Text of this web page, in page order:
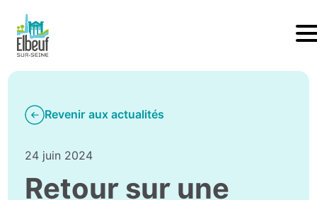
Revenir aux actualités
24 juin 2024
Retour sur une